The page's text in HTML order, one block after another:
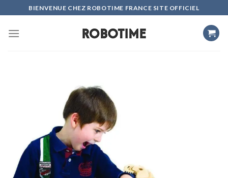
to
content
BIENVENUE CHEZ ROBOTIME FRANCE SITE OFFICIEL